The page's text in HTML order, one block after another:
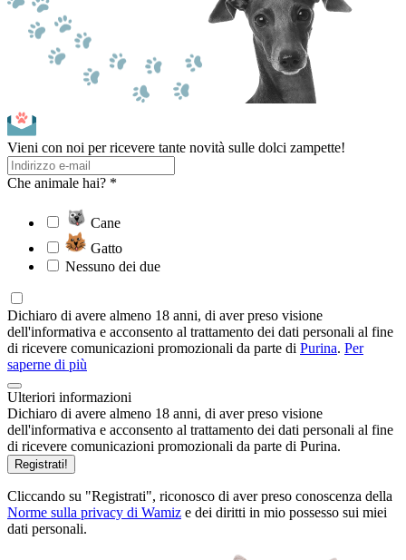
Vieni con noi per ricevere tante novità sulle dolci zampette!
Che animale hai? *
Cane
Gatto
Nessuno dei due
Dichiaro di avere almeno 18 anni, di aver preso visione
dell'informativa e acconsento al trattamento dei dati personali al fine
di ricevere comunicazioni promozionali da parte di Purina. Per
saperne di più
Ulteriori informazioni
Dichiaro di avere almeno 18 anni, di aver preso visione
dell'informativa e acconsento al trattamento dei dati personali al fine
di ricevere comunicazioni promozionali da parte di Purina.
Registrati!
Cliccando su "Registrati", riconosco di aver preso conoscenza della
Norme sulla privacy di Wamiz e dei diritti in mio possesso sui miei
dati personali.